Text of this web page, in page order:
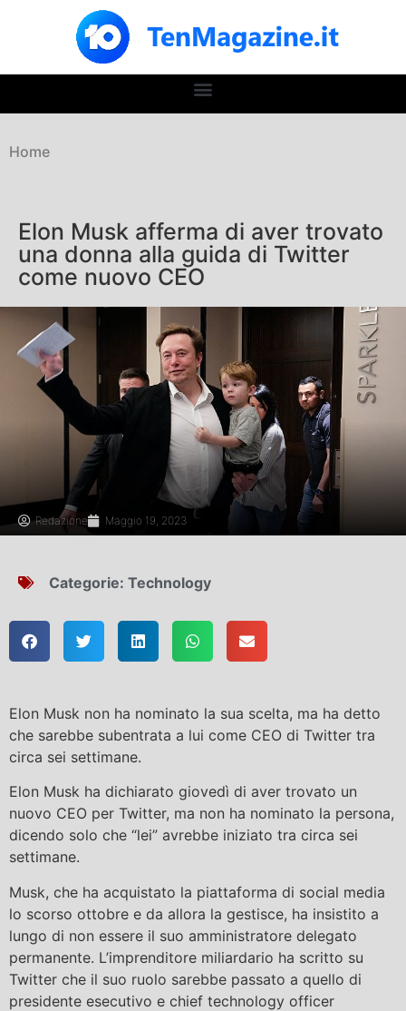
Home
Elon Musk afferma di aver trovato
una donna alla guida di Twitter
come nuovo CEO
Redazione Maggio 19, 2023
Categorie: Technology
Elon Musk non ha nominato la sua scelta, ma ha detto
che sarebbe subentrata a lui come CEO di Twitter tra
circa sei settimane.
Elon Musk ha dichiarato giovedì di aver trovato un
nuovo CEO per Twitter, ma non ha nominato la persona,
dicendo solo che “lei” avrebbe iniziato tra circa sei
settimane.
Musk, che ha acquistato la piattaforma di social media
lo scorso ottobre e da allora la gestisce, ha insistito a
lungo di non essere il suo amministratore delegato
permanente. L’imprenditore miliardario ha scritto su
Twitter che il suo ruolo sarebbe passato a quello di
presidente esecutivo e chief technology officer